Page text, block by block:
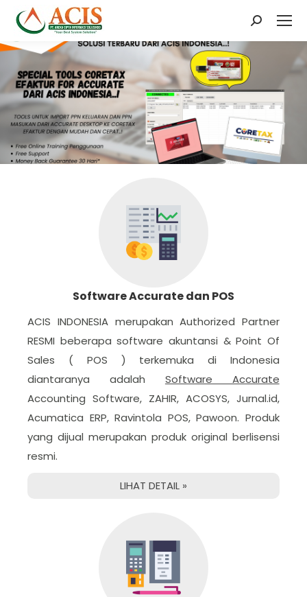
Search:
Software Accurate dan POS
ACIS INDONESIA merupakan Authorized Partner
RESMI beberapa software akuntansi & Point Of
Sales ( POS ) terkemuka di Indonesia
diantaranya adalah Software Accurate
Accounting Software, ZAHIR, ACOSYS, Jurnal.id,
Acumatica ERP, Ravintola POS, Pawoon. Produk
yang dijual merupakan produk original berlisensi
resmi.
LIHAT DETAIL »